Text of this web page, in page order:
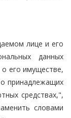
лице и его
данных
его имуществе,
принадлежащих
средствах,",
словами